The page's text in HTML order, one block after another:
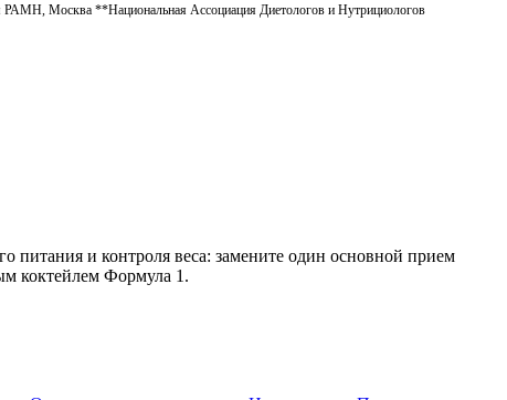
РАМН, Москва **Национальная Ассоциация Диетологов и Нутрициологов
питания и контроля веса: замените один основной прием
коктейлем Формула 1.